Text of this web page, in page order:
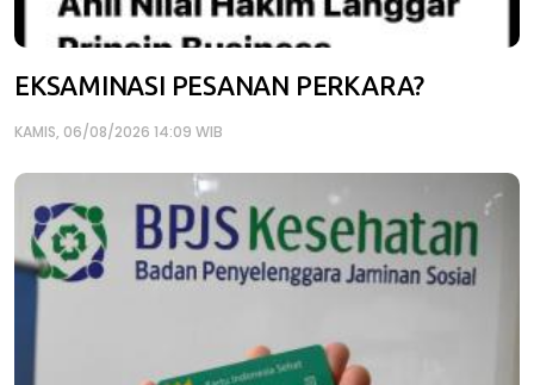
EKSAMINASI PESANAN PERKARA?
KAMIS, 06/08/2026 14:09 WIB